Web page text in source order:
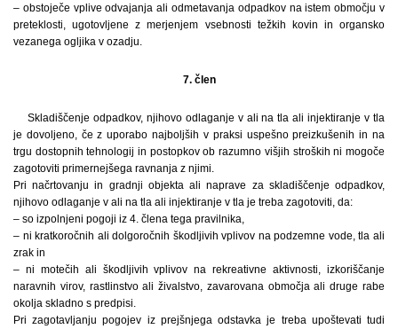
– obstoječe vplive odvajanja ali odmetavanja odpadkov na istem območju v
preteklosti, ugotovljene z merjenjem vsebnosti težkih kovin in organsko
vezanega ogljika v ozadju.
7. člen
Skladiščenje odpadkov, njihovo odlaganje v ali na tla ali injektiranje v tla
je dovoljeno, če z uporabo najboljših v praksi uspešno preizkušenih in na
trgu dostopnih tehnologij in postopkov ob razumno višjih stroških ni mogoče
zagotoviti primernejšega ravnanja z njimi.
Pri načrtovanju in gradnji objekta ali naprave za skladiščenje odpadkov,
njihovo odlaganje v ali na tla ali injektiranje v tla je treba zagotoviti, da:
– so izpolnjeni pogoji iz 4. člena tega pravilnika,
– ni kratkoročnih ali dolgoročnih škodljivih vplivov na podzemne vode, tla ali
zrak in
– ni motečih ali škodljivih vplivov na rekreativne aktivnosti, izkoriščanje
naravnih virov, rastlinstvo ali živalstvo, zavarovana območja ali druge rabe
okolja skladno s predpisi.
Pri zagotavljanju pogojev iz prejšnjega odstavka je treba upoštevati tudi